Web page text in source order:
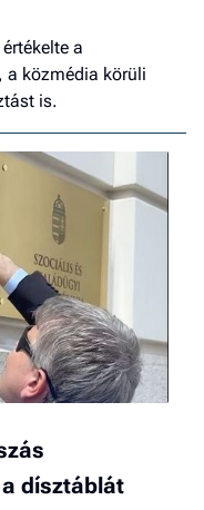
a
a közmédia körüli
is.
dísztáblát